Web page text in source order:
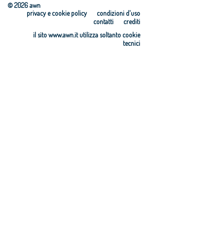
© 2026 awn
condizioni d'uso
privacy e cookie policy
crediti
contatti
il sito www.awn.it utilizza soltanto cookie
tecnici